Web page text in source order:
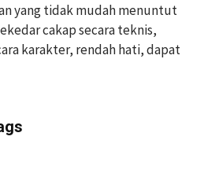
yang tidak mudah menuntut
cakap secara teknis,
karakter, rendah hati, dapat